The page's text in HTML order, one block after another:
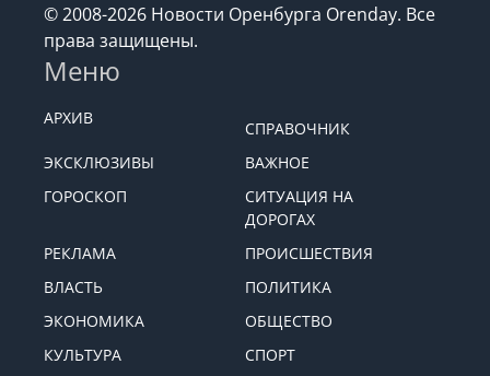
© 2008-2026 Новости Оренбурга Orenday. Все
права защищены.
Меню
АРХИВ
СПРАВОЧНИК
ЭКСКЛЮЗИВЫ
ВАЖНОЕ
ГОРОСКОП
СИТУАЦИЯ НА
ДОРОГАХ
РЕКЛАМА
ПРОИСШЕСТВИЯ
ВЛАСТЬ
ПОЛИТИКА
ЭКОНОМИКА
ОБЩЕСТВО
КУЛЬТУРА
СПОРТ